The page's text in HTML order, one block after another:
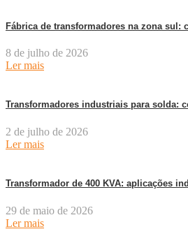
Fábrica de transformadores na zona sul:
8 de julho de 2026
Ler mais
Transformadores industriais para solda:
2 de julho de 2026
Ler mais
Transformador de 400 KVA: aplicações
29 de maio de 2026
Ler mais